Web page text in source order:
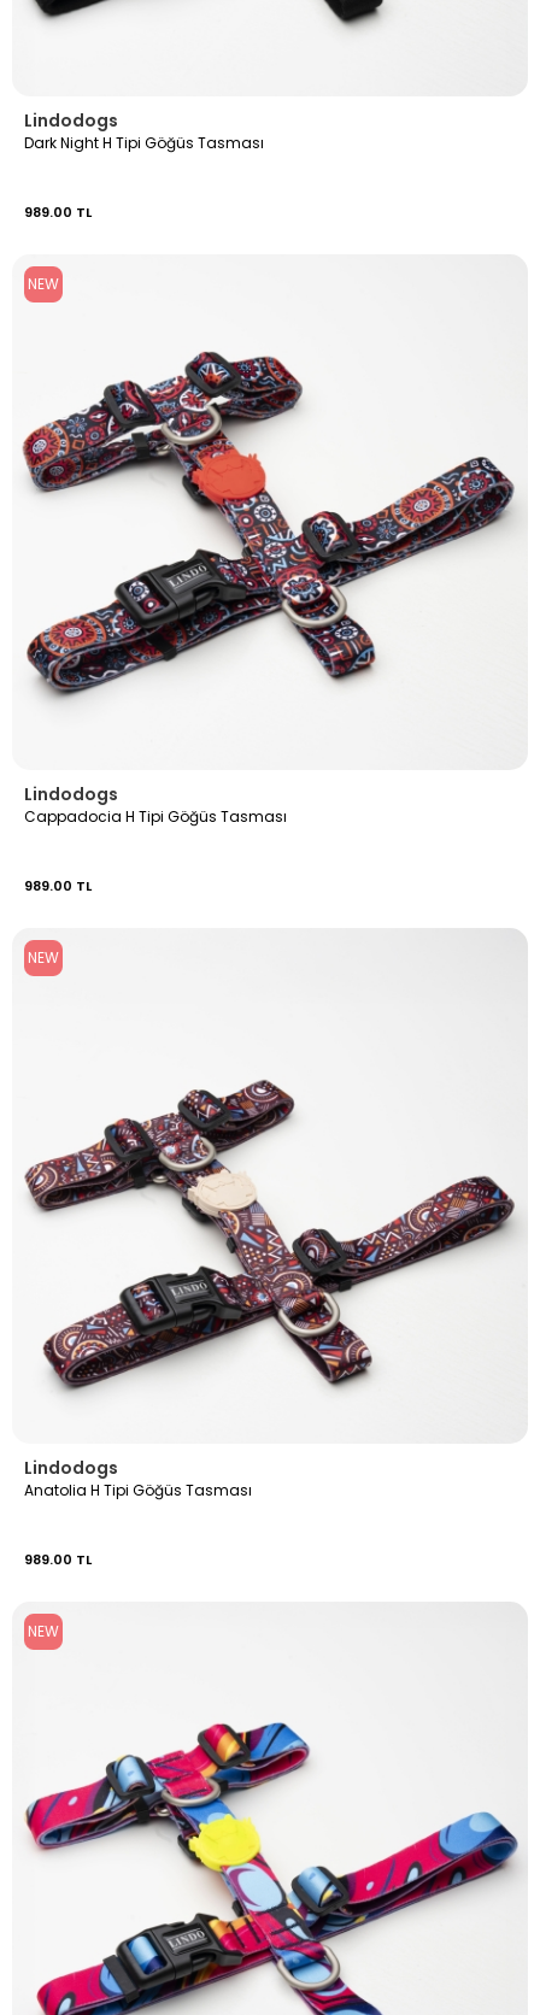
Lindodogs
Dark Night H Tipi Göğüs Tasması
989.00 TL
NEW
Lindodogs
Cappadocia H Tipi Göğüs Tasması
989.00 TL
NEW
Lindodogs
Anatolia H Tipi Göğüs Tasması
989.00 TL
NEW